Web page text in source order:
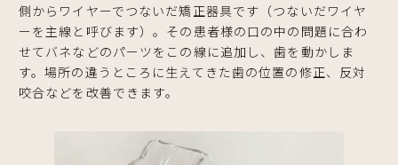
側からワイヤーでつないだ矯正器具です（つないだワイヤ
ーを主線と呼びます）。その患者様の口の中の問題に合わ
せてバネなどのパーツをこの線に追加し、歯を動かしま
す。場所の違うところに生えてきた歯の位置の修正、反対
咬合などを改善できます。